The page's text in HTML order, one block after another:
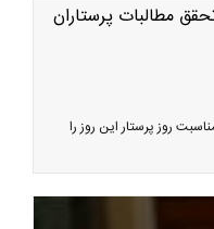
مطالبات پرستاران
روز پرستار اين روز را